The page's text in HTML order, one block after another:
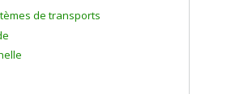
de transports